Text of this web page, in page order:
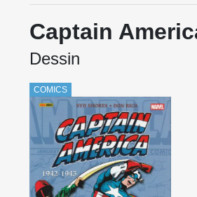
Captain
Dessin
COMICS